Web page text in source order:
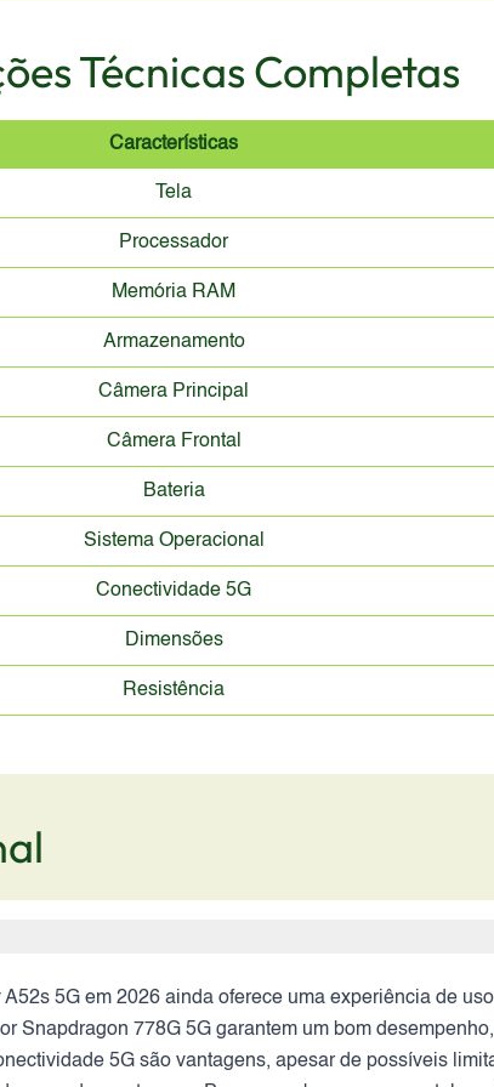
Técnicas Completas
Características
Tela
Processador
Memória RAM
Armazenamento
Câmera Principal
Câmera Frontal
Bateria
Sistema Operacional
Conectividade 5G
Dimensões
Resistência
A52s 5G em 2026 ainda oferece uma experiência de
Snapdragon 778G 5G garantem um bom
5G são vantagens, apesar de possíveis